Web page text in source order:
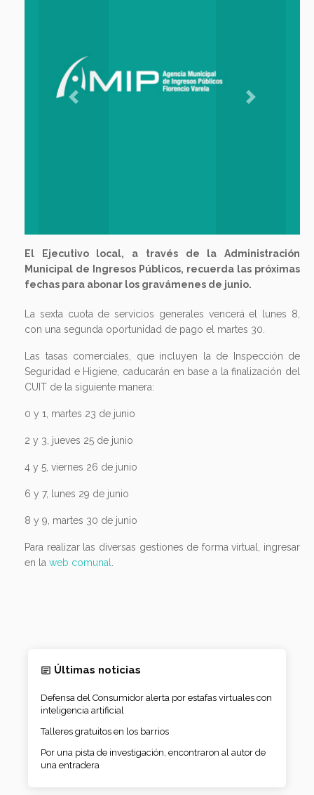
Previous Next
El Ejecutivo local, a través de la Administración
Municipal de Ingresos Públicos, recuerda las próximas
fechas para abonar los gravámenes de junio.
La sexta cuota de servicios generales vencerá el lunes 8,
con una segunda oportunidad de pago el martes 30.
Las tasas comerciales, que incluyen la de Inspección de
Seguridad e Higiene, caducarán en base a la finalización del
CUIT de la siguiente manera:
0 y 1, martes 23 de junio
2 y 3, jueves 25 de junio
4 y 5, viernes 26 de junio
6 y 7, lunes 29 de junio
8 y 9, martes 30 de junio
Para realizar las diversas gestiones de forma virtual, ingresar
en la web comunal
Últimas noticias
Defensa del Consumidor alerta por estafas virtuales con
inteligencia artificial
Talleres gratuitos en los barrios
Por una pista de investigación, encontraron al autor de
una entradera